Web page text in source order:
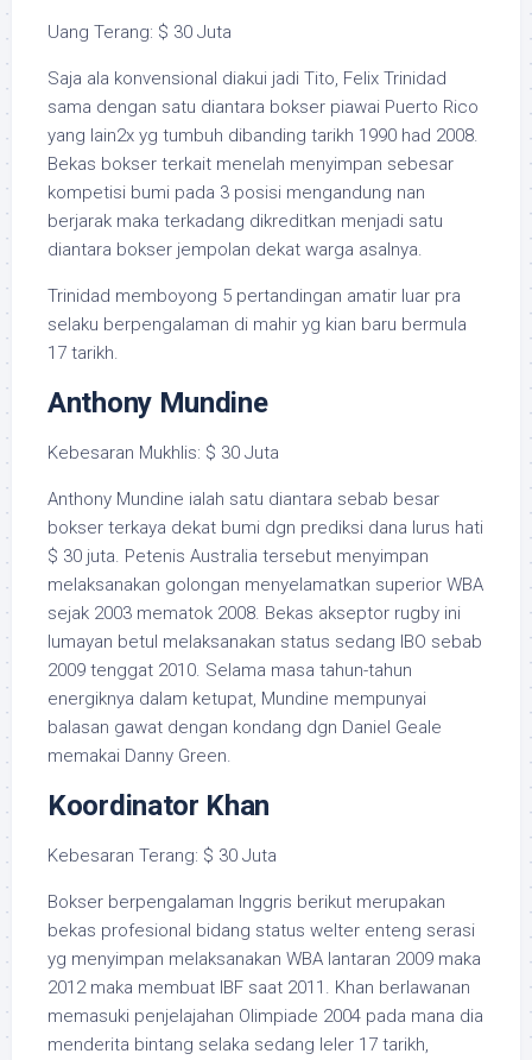
Uang Terang: $ 30 Juta
Saja ala konvensional diakui jadi Tito, Felix Trinidad
sama dengan satu diantara bokser piawai Puerto Rico
yang lain2x yg tumbuh dibanding tarikh 1990 had 2008.
Bekas bokser terkait menelah menyimpan sebesar
kompetisi bumi pada 3 posisi mengandung nan
berjarak maka terkadang dikreditkan menjadi satu
diantara bokser jempolan dekat warga asalnya.
Trinidad memboyong 5 pertandingan amatir luar pra
selaku berpengalaman di mahir yg kian baru bermula
17 tarikh.
Anthony Mundine
Kebesaran Mukhlis: $ 30 Juta
Anthony Mundine ialah satu diantara sebab besar
bokser terkaya dekat bumi dgn prediksi dana lurus hati
$ 30 juta. Petenis Australia tersebut menyimpan
melaksanakan golongan menyelamatkan superior WBA
sejak 2003 mematok 2008. Bekas akseptor rugby ini
lumayan betul melaksanakan status sedang IBO sebab
2009 tenggat 2010. Selama masa tahun-tahun
energiknya dalam ketupat, Mundine mempunyai
balasan gawat dengan kondang dgn Daniel Geale
memakai Danny Green.
Koordinator Khan
Kebesaran Terang: $ 30 Juta
Bokser berpengalaman Inggris berikut merupakan
bekas profesional bidang status welter enteng serasi
yg menyimpan melaksanakan WBA lantaran 2009 maka
2012 maka membuat IBF saat 2011. Khan berlawanan
memasuki penjelajahan Olimpiade 2004 pada mana dia
menderita bintang selaka sedang leler 17 tarikh,